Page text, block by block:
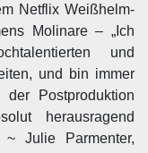
Netflix Weißhelm-
Molinare – „Ich
und
und bin immer
Postproduktion
herausragend
Julie Parmenter,